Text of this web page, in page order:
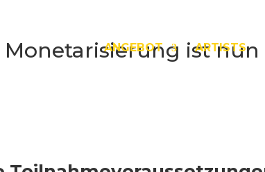
ANGEBOT ARTISTS
Monetarisierung ist